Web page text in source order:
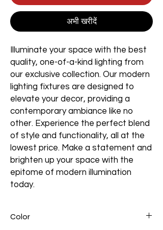
अभी खरीदें
Illuminate your space with the best
quality, one-of-a-kind lighting from
our exclusive collection. Our modern
lighting fixtures are designed to
elevate your decor, providing a
contemporary ambiance like no
other. Experience the perfect blend
of style and functionality, all at the
lowest price. Make a statement and
brighten up your space with the
epitome of modern illumination
today.
Color